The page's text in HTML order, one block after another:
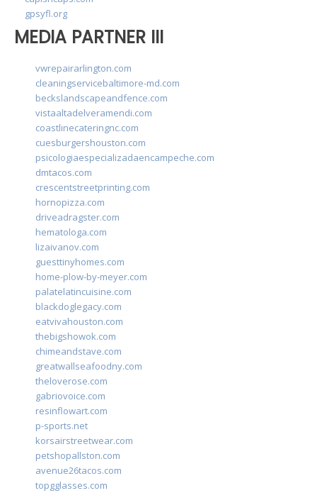
gpsyfl.org
MEDIA PARTNER III
vwrepairarlington.com
cleaningservicebaltimore-md.com
beckslandscapeandfence.com
vistaaltadelveramendi.com
coastlinecateringnc.com
cuesburgershouston.com
psicologiaespecializadaencampeche.com
dmtacos.com
crescentstreetprinting.com
hornopizza.com
driveadragster.com
hematologa.com
lizaivanov.com
guesttinyhomes.com
home-plow-by-meyer.com
palatelatincuisine.com
blackdoglegacy.com
eatvivahouston.com
thebigshowok.com
chimeandstave.com
greatwallseafoodny.com
theloverose.com
gabriovoice.com
resinflowart.com
p-sports.net
korsairstreetwear.com
petshopallston.com
avenue26tacos.com
topgglasses.com